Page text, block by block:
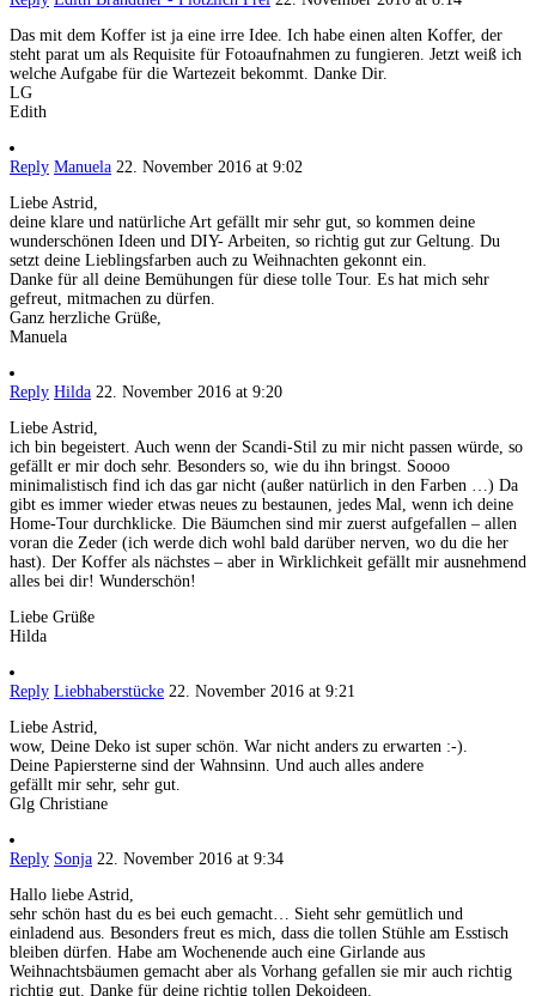
Das mit dem Koffer ist ja eine irre Idee. Ich habe einen alten Koffer, der
steht parat um als Requisite für Fotoaufnahmen zu fungieren. Jetzt weiß ich
welche Aufgabe für die Wartezeit bekommt. Danke Dir.
LG
Edith
Reply Manuela 22. November 2016 at 9:02
Liebe Astrid,
deine klare und natürliche Art gefällt mir sehr gut, so kommen deine
wunderschönen Ideen und DIY- Arbeiten, so richtig gut zur Geltung. Du
setzt deine Lieblingsfarben auch zu Weihnachten gekonnt ein.
Danke für all deine Bemühungen für diese tolle Tour. Es hat mich sehr
gefreut, mitmachen zu dürfen.
Ganz herzliche Grüße,
Manuela
Reply Hilda 22. November 2016 at 9:20
Liebe Astrid,
ich bin begeistert. Auch wenn der Scandi-Stil zu mir nicht passen würde, so
gefällt er mir doch sehr. Besonders so, wie du ihn bringst. Soooo
minimalistisch find ich das gar nicht (außer natürlich in den Farben …) Da
gibt es immer wieder etwas neues zu bestaunen, jedes Mal, wenn ich deine
Home-Tour durchklicke. Die Bäumchen sind mir zuerst aufgefallen – allen
voran die Zeder (ich werde dich wohl bald darüber nerven, wo du die her
hast). Der Koffer als nächstes – aber in Wirklichkeit gefällt mir ausnehmend
alles bei dir! Wunderschön!
Liebe Grüße
Hilda
Reply Liebhaberstücke 22. November 2016 at 9:21
Liebe Astrid,
wow, Deine Deko ist super schön. War nicht anders zu erwarten :-).
Deine Papiersterne sind der Wahnsinn. Und auch alles andere
gefällt mir sehr, sehr gut.
Glg Christiane
Reply Sonja 22. November 2016 at 9:34
Hallo liebe Astrid,
sehr schön hast du es bei euch gemacht… Sieht sehr gemütlich und
einladend aus. Besonders freut es mich, dass die tollen Stühle am Esstisch
bleiben dürfen. Habe am Wochenende auch eine Girlande aus
Weihnachtsbäumen gemacht aber als Vorhang gefallen sie mir auch richtig
richtig gut. Danke für deine richtig tollen Dekoideen.